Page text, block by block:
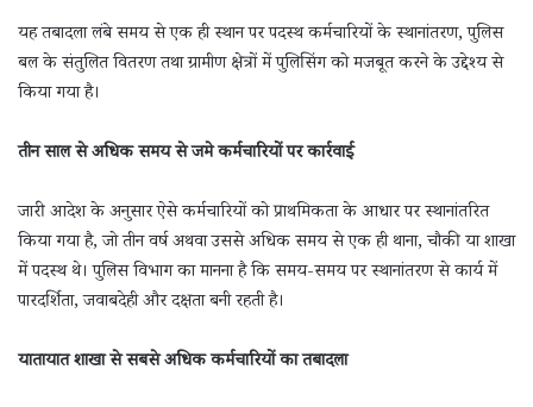
यह तबादला लंबे समय से एक ही स्थान पर पदस्थ कर्मचारियों के स्थानांतरण, पुलिस
बल के संतुलित वितरण तथा ग्रामीण क्षेत्रों में पुलिसिंग को मजबूत करने के उद्देश्य से
किया गया है।
तीन साल से अधिक समय से जमे कर्मचारियों पर कार्रवाई
जारी आदेश के अनुसार ऐसे कर्मचारियों को प्राथमिकता के आधार पर स्थानांतरित
किया गया है, जो तीन वर्ष अथवा उससे अधिक समय से एक ही थाना, चौकी या शाखा
में पदस्थ थे। पुलिस विभाग का मानना है कि समय-समय पर स्थानांतरण से कार्य में
पारदर्शिता, जवाबदेही और दक्षता बनी रहती है।
यातायात शाखा से सबसे अधिक कर्मचारियों का तबादला